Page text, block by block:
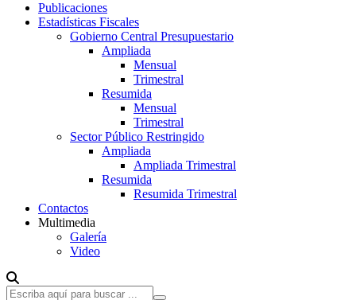
Publicaciones
Estadísticas Fiscales
Gobierno Central Presupuestario
Ampliada
Mensual
Trimestral
Resumida
Mensual
Trimestral
Sector Público Restringido
Ampliada
Ampliada Trimestral
Resumida
Resumida Trimestral
Contactos
Multimedia
Galería
Video